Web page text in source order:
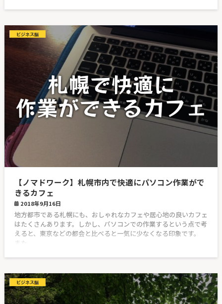
ビジネス脳
【ノマドワーク】札幌市内で快適にパソコン作業がで
きるカフェ
2018年9月16日
地方都市である札幌にも、おしゃれなカフェや居心地の良いカフェ
はたくさんあります。しかし、パソコンでの作業するという点で考
えると、東京などの都会と比べると一気に少なくなる印象です。
また、
ビジネス脳